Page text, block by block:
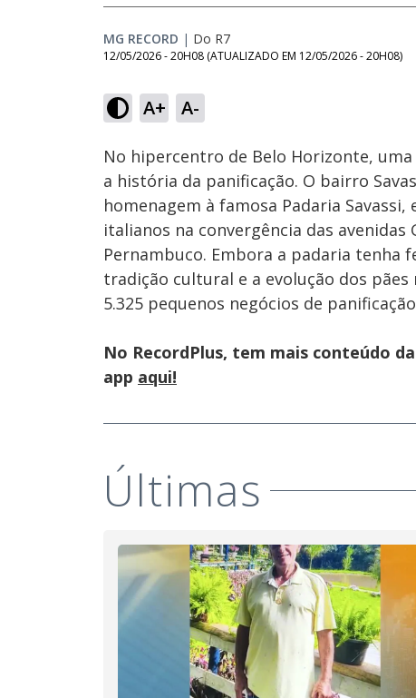
MG RECORD | Do R7
12/05/2026 - 20H08 (ATUALIZADO EM 12/05/2026 - 20H08)
A+ A-
Ativar
Som
16.18%
No hipercentro de Belo Horizonte,
a história da panificação. O bairro
homenagem à famosa Padaria
italianos na convergência das avenidas
Pernambuco. Embora a padaria tenha
tradição cultural e a evolução dos
5.325 pequenos negócios de
No RecordPlus, tem mais conteúdo
app aqui!
Últimas